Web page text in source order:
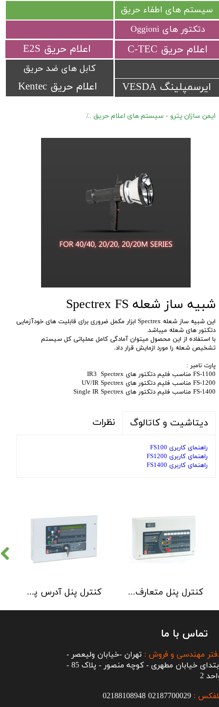
اعلام حریق Kentec
​اعلام حریق C-TEC​​​​​​​ ​اعلام حریق E2S
ایرسمپلینگ VESDA
سیستم های اطفاء حریق
کابل های ضد حریق
دتکتور های Oggioni
ایمن سازان پترو - سیستم های اعلام حریق
شبیه ساز شعله Spectrex FS
این شبیه ساز شعله Spectrex ابزار مکمل ضروری برای قابلیت های خودآزمایی
دتکتور های شعله میباشد.
با استفاده از این محصول میتوان آمادگی کامل عملیاتی کل سیستم
تشخیص شعله را مورد ازمایش قرار داد.
پارت نامبر :
FS-1100 مناسب فلیم دتکتور های IR3 Spectrex
FS-1200 مناسب فلیم دتکتور های UV/IR Spectrex
FS-1400 مناسب فلیم دتکتور های Single IR Spectrex
دیتاشیت و کاتالوگ نظرات
راهنمای کاربری FS100
راهنمای کاربری FS1200
راهنمای کاربری FS1400
کنترل پنل آدرس پذیر C-TEC سری XFP دو لوپ 32 زون کنترل پنل متعارف C-TEC سری CFP 8 Zone
تماس با ما
:
02187700029
02188108948
مهندسی و فروش : تهران -خیابان ولیعصر -
ابتدای خیابان مطهری - کوچه منصور - پلاک 85 -
2